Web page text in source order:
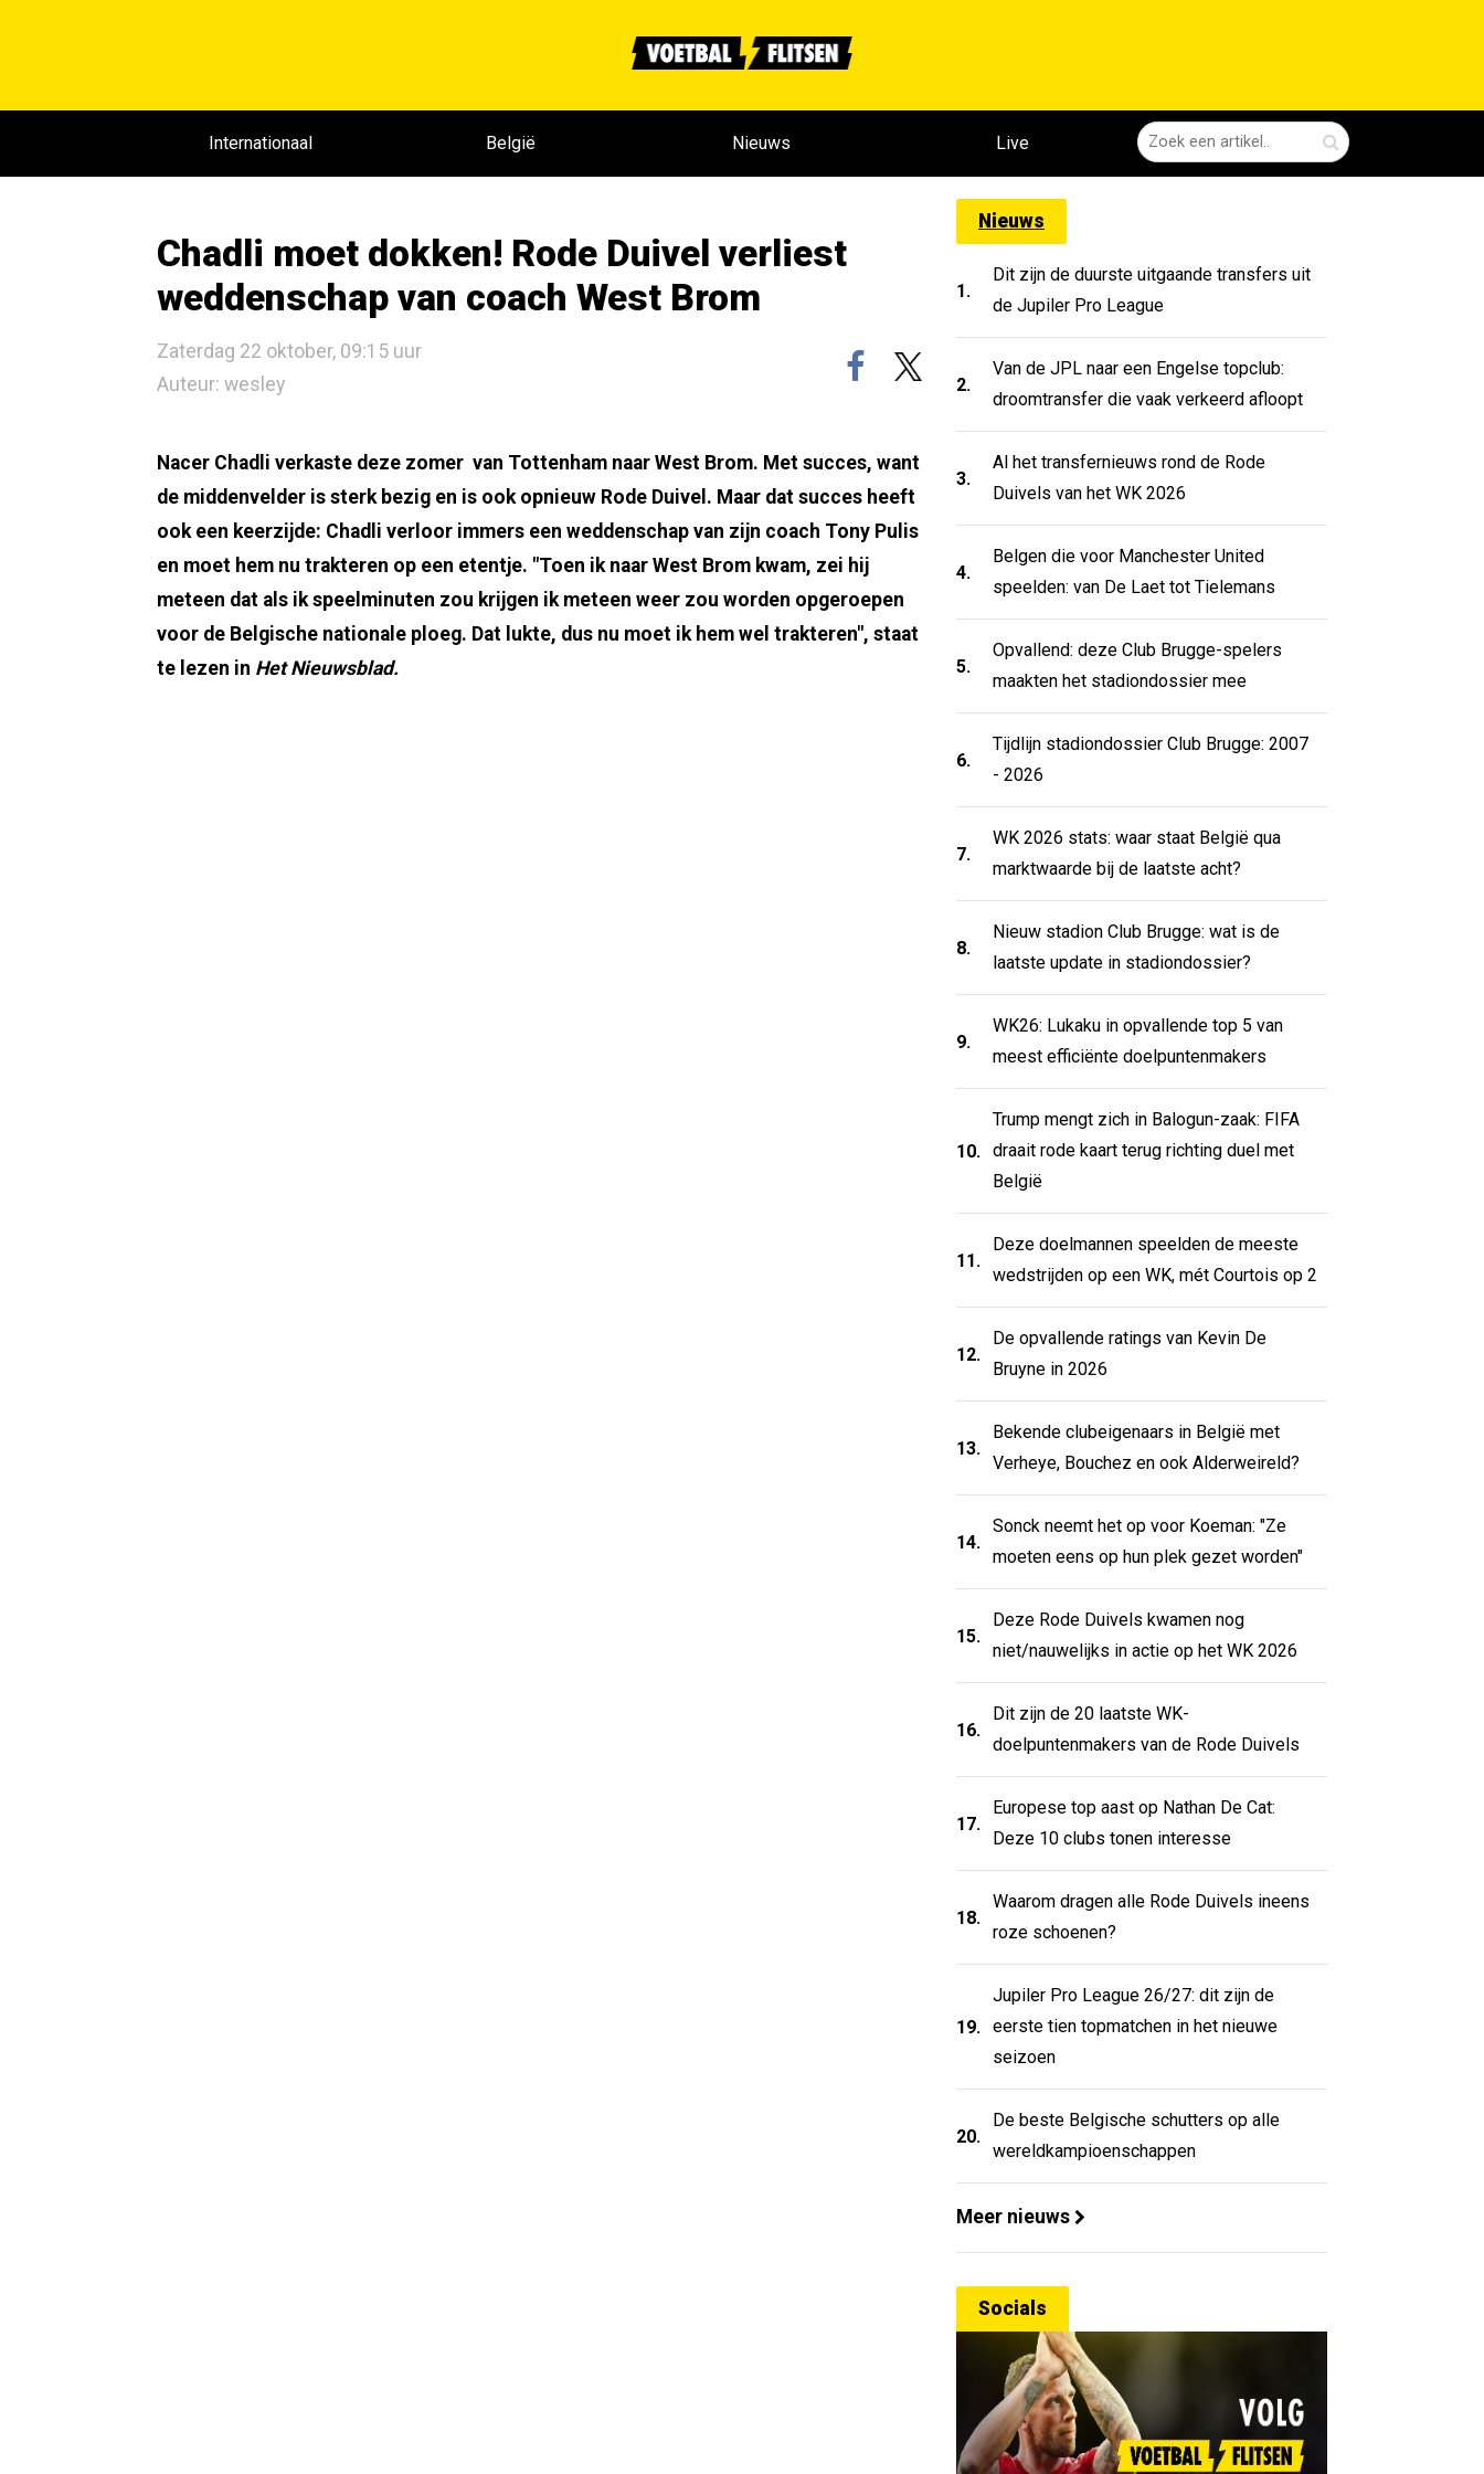
Internationaal België Nieuws Live
Chadli moet dokken! Rode Duivel verliest
weddenschap van coach West Brom
Zaterdag 22 oktober, 09:15 uur
Auteur: wesley
Nacer Chadli verkaste deze zomer van Tottenham naar West Brom. Met succes, want
de middenvelder is sterk bezig en is ook opnieuw Rode Duivel. Maar dat succes heeft
ook een keerzijde: Chadli verloor immers een weddenschap van zijn coach Tony Pulis
en moet hem nu trakteren op een etentje. "Toen ik naar West Brom kwam, zei hij
meteen dat als ik speelminuten zou krijgen ik meteen weer zou worden opgeroepen
voor de Belgische nationale ploeg. Dat lukte, dus nu moet ik hem wel trakteren", staat
te lezen in Het Nieuwsblad.
Nieuws
1.
Dit zijn de duurste uitgaande transfers uit
de Jupiler Pro League
2.
Van de JPL naar een Engelse topclub:
droomtransfer die vaak verkeerd afloopt
3.
Al het transfernieuws rond de Rode
Duivels van het WK 2026
4.
Belgen die voor Manchester United
speelden: van De Laet tot Tielemans
5.
Opvallend: deze Club Brugge-spelers
maakten het stadiondossier mee
6.
Tijdlijn stadiondossier Club Brugge: 2007
- 2026
7.
WK 2026 stats: waar staat België qua
marktwaarde bij de laatste acht?
8.
Nieuw stadion Club Brugge: wat is de
laatste update in stadiondossier?
9.
WK26: Lukaku in opvallende top 5 van
meest efficiënte doelpuntenmakers
10.
Trump mengt zich in Balogun-zaak: FIFA
draait rode kaart terug richting duel met
België
11.
Deze doelmannen speelden de meeste
wedstrijden op een WK, mét Courtois op 2
12.
De opvallende ratings van Kevin De
Bruyne in 2026
13.
Bekende clubeigenaars in België met
Verheye, Bouchez en ook Alderweireld?
14.
Sonck neemt het op voor Koeman: "Ze
moeten eens op hun plek gezet worden"
15.
Deze Rode Duivels kwamen nog
niet/nauwelijks in actie op het WK 2026
16.
Dit zijn de 20 laatste WK-
doelpuntenmakers van de Rode Duivels
17.
Europese top aast op Nathan De Cat:
Deze 10 clubs tonen interesse
18.
Waarom dragen alle Rode Duivels ineens
roze schoenen?
19.
Jupiler Pro League 26/27: dit zijn de
eerste tien topmatchen in het nieuwe
seizoen
20.
De beste Belgische schutters op alle
wereldkampioenschappen
Meer nieuws
Socials